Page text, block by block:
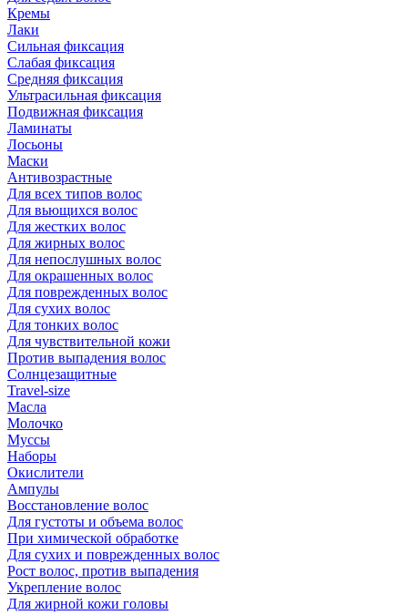
Кремы
Лаки
Сильная фиксация
Слабая фиксация
Средняя фиксация
Ультрасильная фиксация
Подвижная фиксация
Ламинаты
Лосьоны
Маски
Антивозрастные
Для всех типов волос
Для вьющихся волос
Для жестких волос
Для жирных волос
Для непослушных волос
Для окрашенных волос
Для поврежденных волос
Для сухих волос
Для тонких волос
Для чувствительной кожи
Против выпадения волос
Солнцезащитные
Travel-size
Масла
Молочко
Муссы
Наборы
Окислители
Ампулы
Восстановление волос
Для густоты и объема волос
При химической обработке
Для сухих и поврежденных волос
Рост волос, против выпадения
Укрепление волос
Для жирной кожи головы